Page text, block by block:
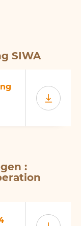
SIWA
: